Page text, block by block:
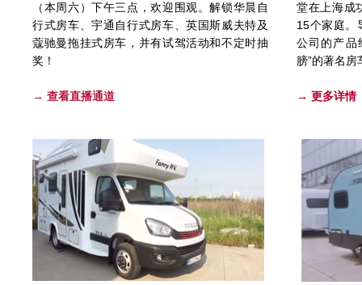
（本周六）下午三点，欢迎围观。解锁华晨自
行式房车、宇通自行式房车、英国斯威夫特及
蔻驰曼拖挂式房车，并有试驾活动和不定时抽
奖！
→ 查看直播通道
堂在上海成
15个家庭。
公司的产品
膀”的著名
→ 更多详情